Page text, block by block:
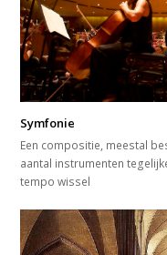
Symfonie
Een compositie, meestal
aantal instrumenten
tempo wissel